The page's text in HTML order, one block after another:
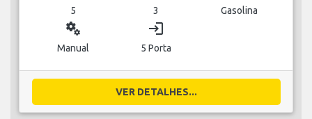
5 3 Gasolina
miscellaneous_services
Manual
login
5 Porta
VER DETALHES...